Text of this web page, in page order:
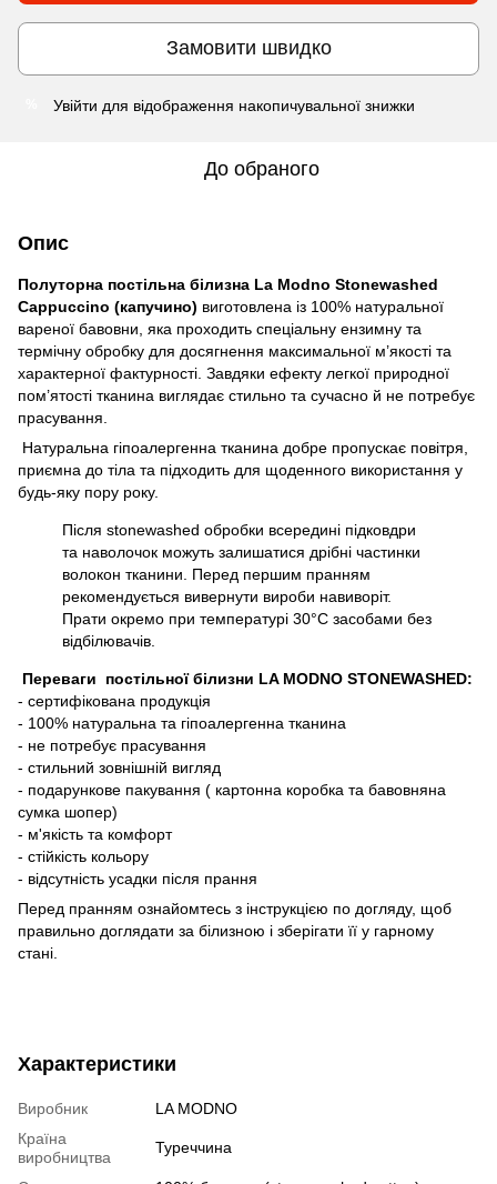
Замовити швидко
Увійти для відображення накопичувальної знижки
До обраного
Опис
Полуторна постільна білизна La Modno Stonewashed
Cappuccino (капучино) виготовлена із 100% натуральної
вареної бавовни, яка проходить спеціальну ензимну та
термічну обробку для досягнення максимальної м’якості та
характерної фактурності. Завдяки ефекту легкої природної
пом’ятості тканина виглядає стильно та сучасно й не потребує
прасування.
Натуральна гіпоалергенна тканина добре пропускає повітря,
приємна до тіла та підходить для щоденного використання у
будь-яку пору року.
Після stonewashed обробки всередині підковдри
та наволочок можуть залишатися дрібні частинки
волокон тканини. Перед першим пранням
рекомендується вивернути вироби навиворіт.
Прати окремо при температурі 30°C засобами без
відбілювачів.
Переваги постільної білизни LA MODNO STONEWASHED:
- сертифікована продукція
- 100% натуральна та гіпоалергенна тканина
- не потребує прасування
- стильний зовнішній вигляд
- подарункове пакування ( картонна коробка та бавовняна
сумка шопер)
- м'якість та комфорт
- стійкість кольору
- відсутність усадки після прання
Перед пранням ознайомтесь з інструкцією по догляду, щоб
правильно доглядати за білизною і зберігати її у гарному
стані.
Характеристики
Виробник
LA MODNO
Країна
виробництва
Туреччина